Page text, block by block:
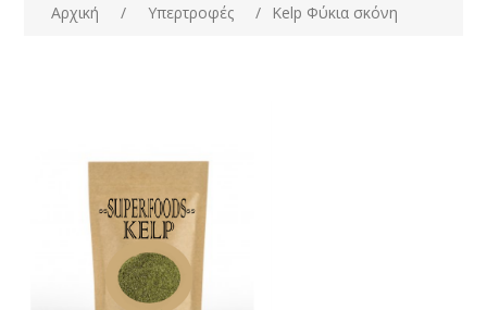
Αρχική / Υπερτροφές / Kelp Φύκια σκόνη